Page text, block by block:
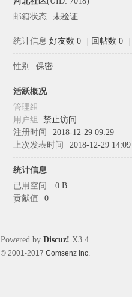
邮箱状态
未验证
统计信息 好友数 0 回帖数 0
性别 保密
活跃概况
管理组
用户组 禁止访问
注册时间
2018-12-29 09:29
上次发表时间
2018-12-29 14:09
统计信息
已用空间
0 B
贡献值
0
Powered by Discuz! X3.4
© 2001-2017 Comsenz Inc.